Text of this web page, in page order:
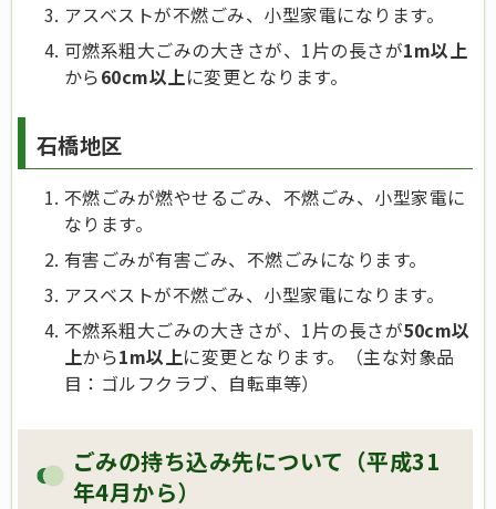
アスベストが不燃ごみ、小型家電になります。
可燃系粗大ごみの大きさが、1片の長さが1m以上
から60cm以上に変更となります。
石橋地区
不燃ごみが燃やせるごみ、不燃ごみ、小型家電に
なります。
有害ごみが有害ごみ、不燃ごみになります。
アスベストが不燃ごみ、小型家電になります。
不燃系粗大ごみの大きさが、1片の長さが50cm以
上から1m以上に変更となります。（主な対象品
目：ゴルフクラブ、自転車等）
ごみの持ち込み先について（平成31
年4月から）